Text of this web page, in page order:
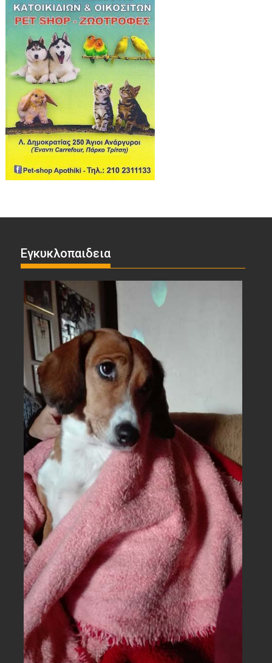
Εγκυκλοπαιδεια